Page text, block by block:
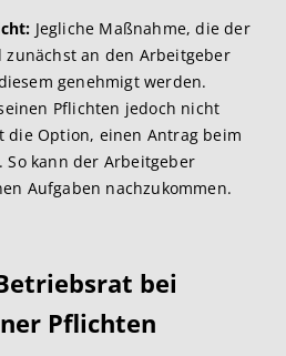
Jegliche Maßnahme, die der
an den Arbeitgeber
genehmigt werden.
Pflichten jedoch nicht
die Option, einen Antrag beim
kann der Arbeitgeber
Aufgaben nachzukommen.
bei
Pflichten